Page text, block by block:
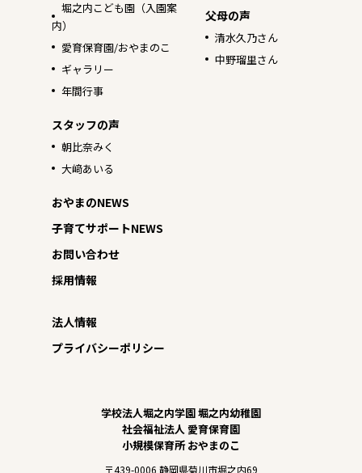
堀之内こども園（入園案
内）
愛育保育園/おやまのこ
ギャラリー
年間行事
父母の声
清水久乃さん
中野瑠里さん
スタッフの声
朝比奈みく
大﨑あいる
おやまのNEWS
子育てサポートNEWS
お問い合わせ
採用情報
法人情報
プライバシーポリシー
学校法人堀之内学園 堀之内幼稚園
社会福祉法人 愛育保育園
小規模保育所 おやまのこ
〒439-0006 静岡県菊川市堀之内69